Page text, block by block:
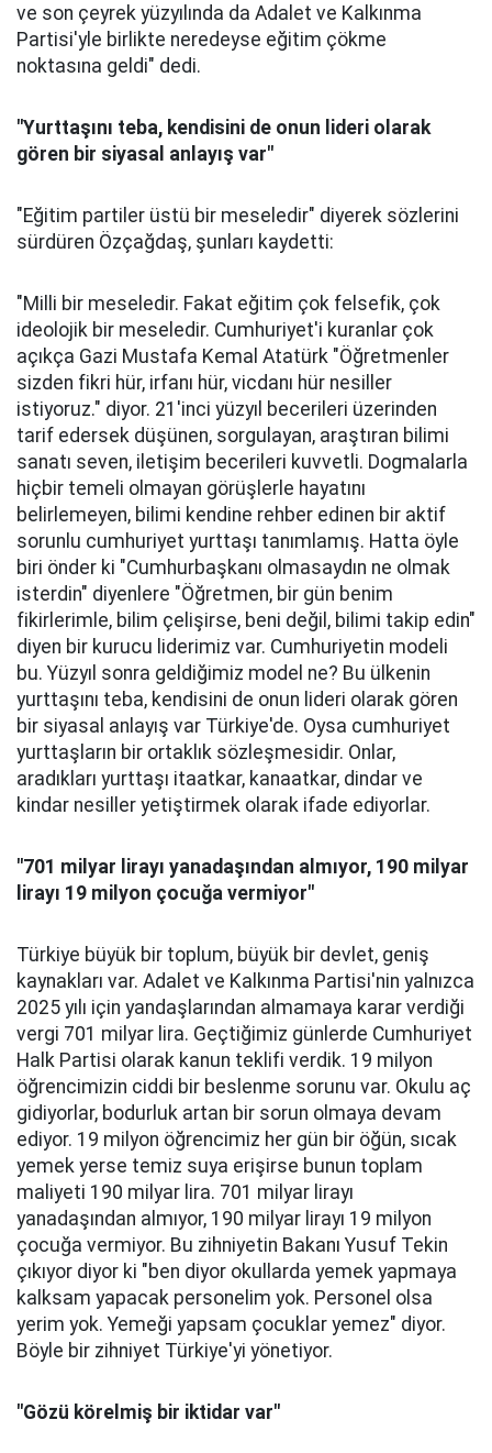
ve son çeyrek yüzyılında da Adalet ve Kalkınma
Partisi'yle birlikte neredeyse eğitim çökme
noktasına geldi" dedi.
"Yurttaşını teba, kendisini de onun lideri olarak
gören bir siyasal anlayış var"
"Eğitim partiler üstü bir meseledir" diyerek sözlerini
sürdüren Özçağdaş, şunları kaydetti:
"Milli bir meseledir. Fakat eğitim çok felsefik, çok
ideolojik bir meseledir. Cumhuriyet'i kuranlar çok
açıkça Gazi Mustafa Kemal Atatürk "Öğretmenler
sizden fikri hür, irfanı hür, vicdanı hür nesiller
istiyoruz." diyor. 21'inci yüzyıl becerileri üzerinden
tarif edersek düşünen, sorgulayan, araştıran bilimi
sanatı seven, iletişim becerileri kuvvetli. Dogmalarla
hiçbir temeli olmayan görüşlerle hayatını
belirlemeyen, bilimi kendine rehber edinen bir aktif
sorunlu cumhuriyet yurttaşı tanımlamış. Hatta öyle
biri önder ki "Cumhurbaşkanı olmasaydın ne olmak
isterdin" diyenlere "Öğretmen, bir gün benim
fikirlerimle, bilim çelişirse, beni değil, bilimi takip edin"
diyen bir kurucu liderimiz var. Cumhuriyetin modeli
bu. Yüzyıl sonra geldiğimiz model ne? Bu ülkenin
yurttaşını teba, kendisini de onun lideri olarak gören
bir siyasal anlayış var Türkiye'de. Oysa cumhuriyet
yurttaşların bir ortaklık sözleşmesidir. Onlar,
aradıkları yurttaşı itaatkar, kanaatkar, dindar ve
kindar nesiller yetiştirmek olarak ifade ediyorlar.
"701 milyar lirayı yanadaşından almıyor, 190 milyar
lirayı 19 milyon çocuğa vermiyor"
Türkiye büyük bir toplum, büyük bir devlet, geniş
kaynakları var. Adalet ve Kalkınma Partisi'nin yalnızca
2025 yılı için yandaşlarından almamaya karar verdiği
vergi 701 milyar lira. Geçtiğimiz günlerde Cumhuriyet
Halk Partisi olarak kanun teklifi verdik. 19 milyon
öğrencimizin ciddi bir beslenme sorunu var. Okulu aç
gidiyorlar, bodurluk artan bir sorun olmaya devam
ediyor. 19 milyon öğrencimiz her gün bir öğün, sıcak
yemek yerse temiz suya erişirse bunun toplam
maliyeti 190 milyar lira. 701 milyar lirayı
yanadaşından almıyor, 190 milyar lirayı 19 milyon
çocuğa vermiyor. Bu zihniyetin Bakanı Yusuf Tekin
çıkıyor diyor ki "ben diyor okullarda yemek yapmaya
kalksam yapacak personelim yok. Personel olsa
yerim yok. Yemeği yapsam çocuklar yemez" diyor.
Böyle bir zihniyet Türkiye'yi yönetiyor.
"Gözü körelmiş bir iktidar var"